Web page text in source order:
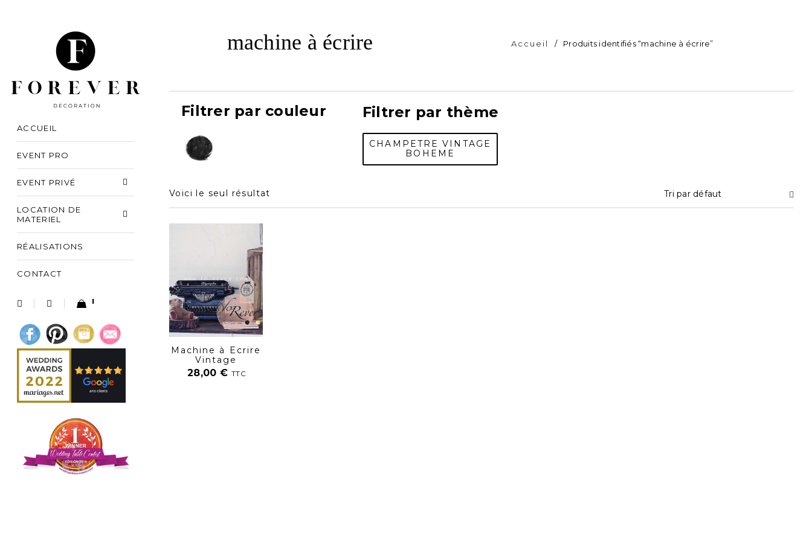
ACCUEIL
EVENT PRO
EVENT PRIVÉ
LOCATION DE
MATERIEL
RÉALISATIONS
CONTACT
1
machine à écrire Accueil / Produits identifiés “machine à écrire”
Filtrer par couleur Filtrer par thème
CHAMPETRE VINTAGE
BOHEME
Voici le seul résultat Tri par défaut
Machine à Ecrire
Vintage
28,00 € TTC